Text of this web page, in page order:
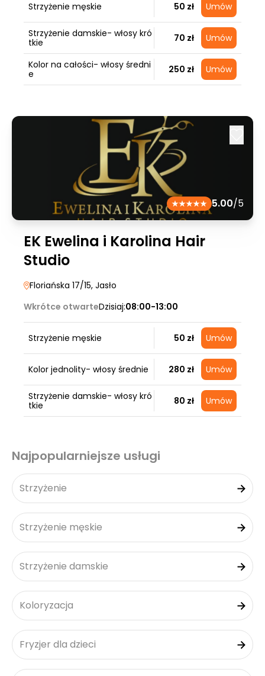
Strzyżenie męskie 50 zł Umów
Strzyżenie damskie- włosy kró
tkie
70 zł Umów
Kolor na całości- włosy średni
e
250 zł Umów
5.00/5
EK Ewelina i Karolina Hair
Studio
Floriańska 17/15, Jasło
Wkrótce otwarteDzisiaj:08:00-13:00
Strzyżenie męskie 50 zł Umów
Kolor jednolity- włosy średnie 280 zł Umów
Strzyżenie damskie- włosy kró
tkie
80 zł Umów
Najpopularniejsze usługi
Strzyżenie
Strzyżenie męskie
Strzyżenie damskie
Koloryzacja
Fryzjer dla dzieci